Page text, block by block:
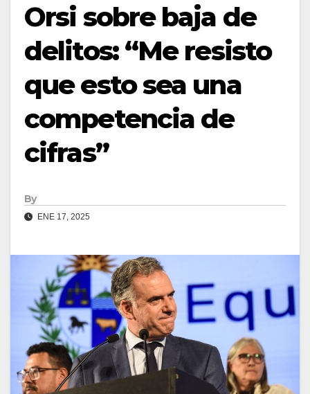
Orsi sobre baja de
delitos: “Me resisto
que esto sea una
competencia de
cifras”
By
ENE 17, 2025